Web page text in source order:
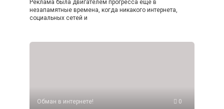
Реклама была двигателем прогресса еще в
незапамятные времена, когда никакого интернета,
социальных сетей и
Обман в интернете! 0